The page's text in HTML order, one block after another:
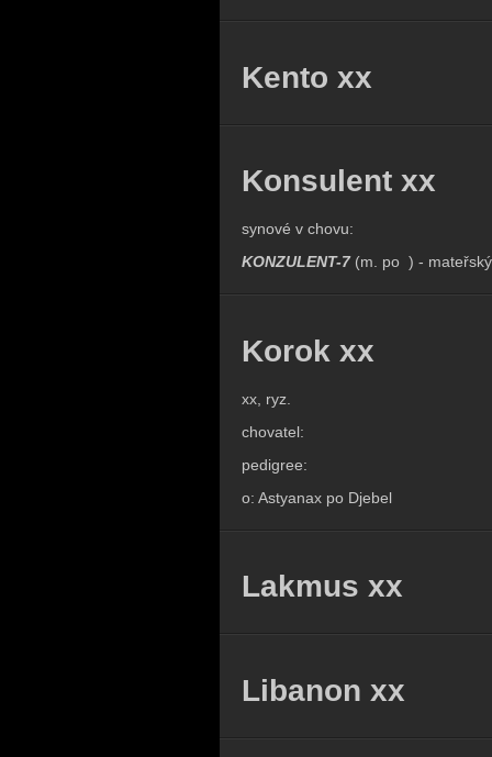
Kento xx
Konsulent xx
synové v chovu:
KONZULENT-7(m. po ) - mateřský
Korok xx
xx, ryz.
chovatel:
pedigree:
o: Astyanax po Djebel
Lakmus xx
Libanon xx